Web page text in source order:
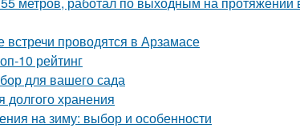
встречи проводятся в Арзамасе
10 рейтинг
для вашего сада
хранения
на зиму: выбор и особенности